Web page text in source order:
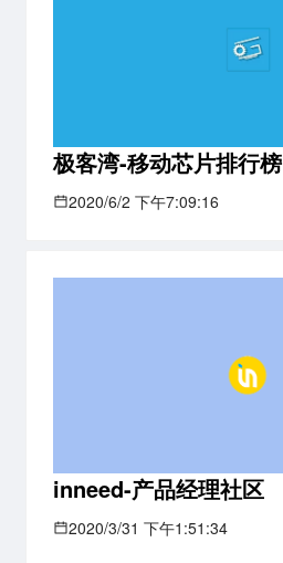
极客湾-移动芯片排行榜
2020/6/2 下午7:09:16
inneed-产品经理社区
2020/3/31 下午1:51:34